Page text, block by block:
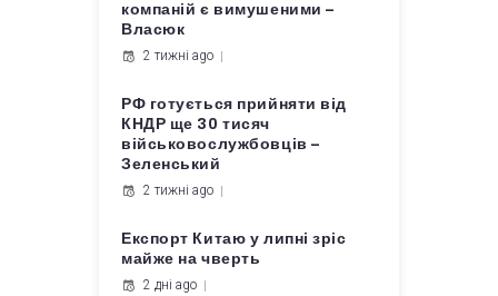
компаній є вимушеними –
Власюк
2 тижні ago
РФ готується прийняти від
КНДР ще 30 тисяч
військовослужбовців –
Зеленський
2 тижні ago
Експорт Китаю у липні зріс
майже на чверть
2 дні ago